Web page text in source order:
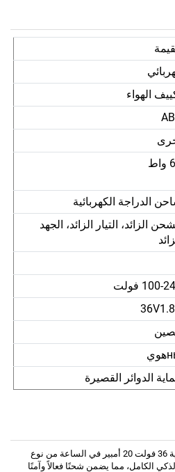
الهواء
الدراجة الكهربائية
الزائد، التيار الزائد، الجهد
240 فولت
الدوائر القصيرة
تم تصميم شاحن الدراجة الكهربائية 36 فولت 20 أمبير في الساعة من نوع
الكامل، مما يضمن شحنًا فعالاً وآمنًا